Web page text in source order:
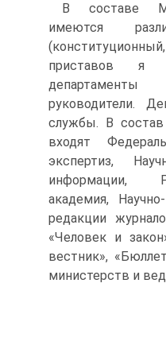
В составе
имеются
приставов я
руководители.
службы. В
входят
экспертиз,
информации,
академия,
редакции
«Человек и
вестник»,
министерств и